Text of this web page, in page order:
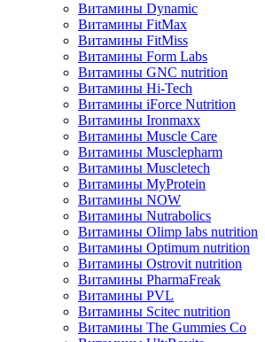
Витамины Dynamic
Витамины FitMax
Витамины FitMiss
Витамины Form Labs
Витамины GNC nutrition
Витамины Hi-Tech
Витамины iForce Nutrition
Витамины Ironmaxx
Витамины Muscle Care
Витамины Musclepharm
Витамины Muscletech
Витамины MyProtein
Витамины NOW
Витамины Nutrabolics
Витамины Olimp labs nutrition
Витамины Optimum nutrition
Витамины Ostrovit nutrition
Витамины PharmaFreak
Витамины PVL
Витамины Scitec nutrition
Витамины The Gummies Co